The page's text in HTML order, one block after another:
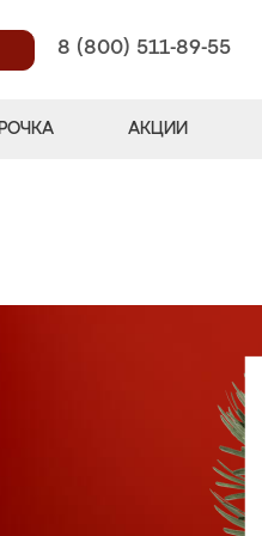
8 (800) 511-89-55
АКЦИИ